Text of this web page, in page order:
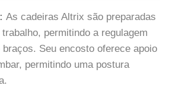
As cadeiras Altrix são preparadas
permitindo a regulagem
Seu encosto oferece apoio
permitindo uma postura